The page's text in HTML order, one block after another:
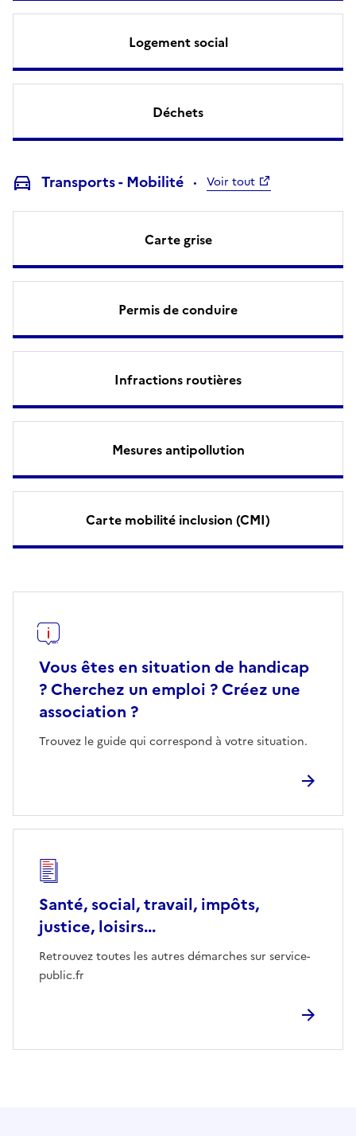
Logement social
Déchets
Transports - Mobilité Voir tout
Carte grise
Permis de conduire
Infractions routières
Mesures antipollution
Carte mobilité inclusion (CMI)
Vous êtes en situation de handicap
? Cherchez un emploi ? Créez une
association ?
Trouvez le guide qui correspond à votre situation.
Santé, social, travail, impôts,
justice, loisirs...
Retrouvez toutes les autres démarches sur service-
public.fr